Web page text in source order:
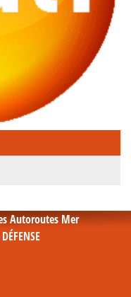
Autoroutes Mer